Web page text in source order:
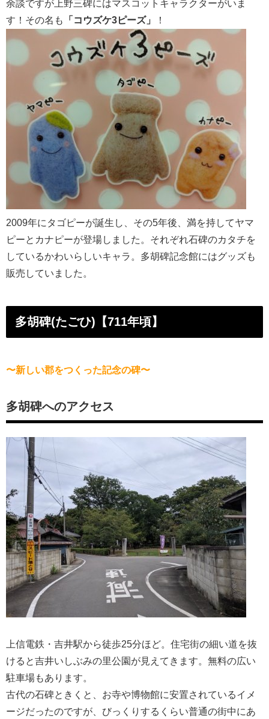
余談ですが上野三碑にはマスコットキャラクターがいま
す！その名も
「コウズケ3ピーズ」 ！
2009年にタゴピーが誕生し、その5年後、満を持してヤマ
ピーとカナピーが登場しました。それぞれ石碑のカタチを
しているかわいらしいキャラ。多胡碑記念館にはグッズも
販売していました。
多胡碑(たごひ)【711年頃】
〜新しい郡をつくった記念の碑〜
多胡碑へのアクセス
上信電鉄・吉井駅から徒歩25分ほど。住宅街の細い道を抜
けると吉井いしぶみの里公園が見えてきます。無料の広い
駐車場もあります。
古代の石碑ときくと、お寺や博物館に安置されているイメ
ージだったのですが、びっくりするくらい普通の街中にあ